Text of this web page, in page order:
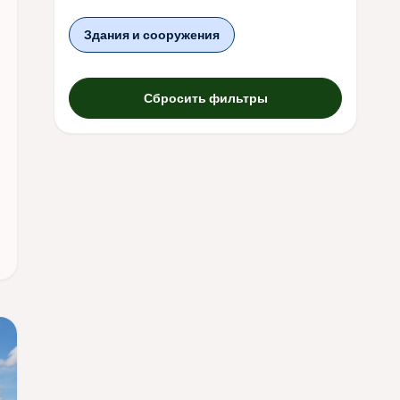
Здания и сооружения
Сбросить фильтры